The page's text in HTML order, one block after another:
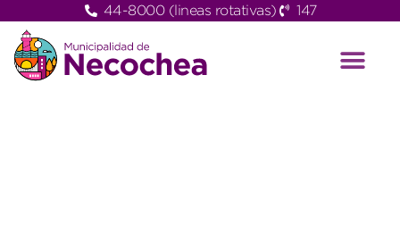
44-8000 (lineas rotativas) 147